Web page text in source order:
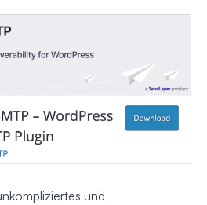
und